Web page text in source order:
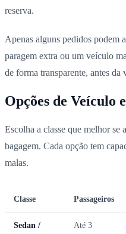
reserva.
Apenas alguns pedidos
paragem extra ou um veículo
de forma transparente, antes da
Opções de Veículo
Escolha a classe que melhor se
bagagem. Cada opção tem
malas.
Classe Passageiros
Sedan /
Até 3